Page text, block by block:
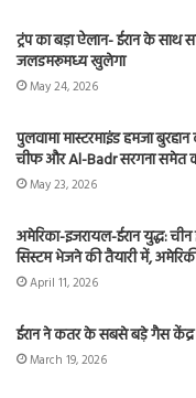
ट्रंप का बड़ा ऐलान- ईरान के
जलडमरूमध्य खुलेगा
May 24, 2026
पुलवामा मास्टरमाइंड हमजा
चीफ और Al-Badr सरगना समेत
May 23, 2026
अमेरिका-इजरायल-ईरान युद्ध:
सिस्टम भेजने की तैयारी में,
April 11, 2026
ईरान ने कतर के सबसे बड़े गैस केंद्र
March 19, 2026